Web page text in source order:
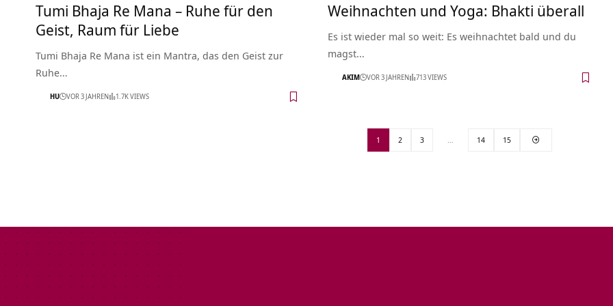
Tumi Bhaja Re Mana – Ruhe für den
Geist, Raum für Liebe
Tumi Bhaja Re Mana ist ein Mantra, das den Geist zur
Ruhe…
HU VOR 3 JAHREN 1.7K VIEWS
Weihnachten und Yoga: Bhakti überall
Es ist wieder mal so weit: Es weihnachtet bald und du
magst…
AKIM VOR 3 JAHREN 713 VIEWS
1 2 3 14 15